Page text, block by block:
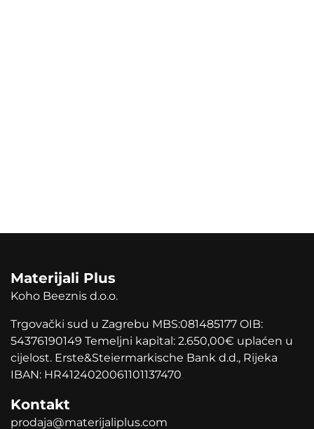
Materijali Plus
Koho Beeznis d.o.o.
Trgovački sud u Zagrebu MBS:081485177 OIB:
54376190149 Temeljni kapital: 2.650,00€ uplaćen u
cijelost. Erste&Steiermarkische Bank d.d., Rijeka
IBAN: HR4124020061101137470
Kontakt
prodaja@materijaliplus.com